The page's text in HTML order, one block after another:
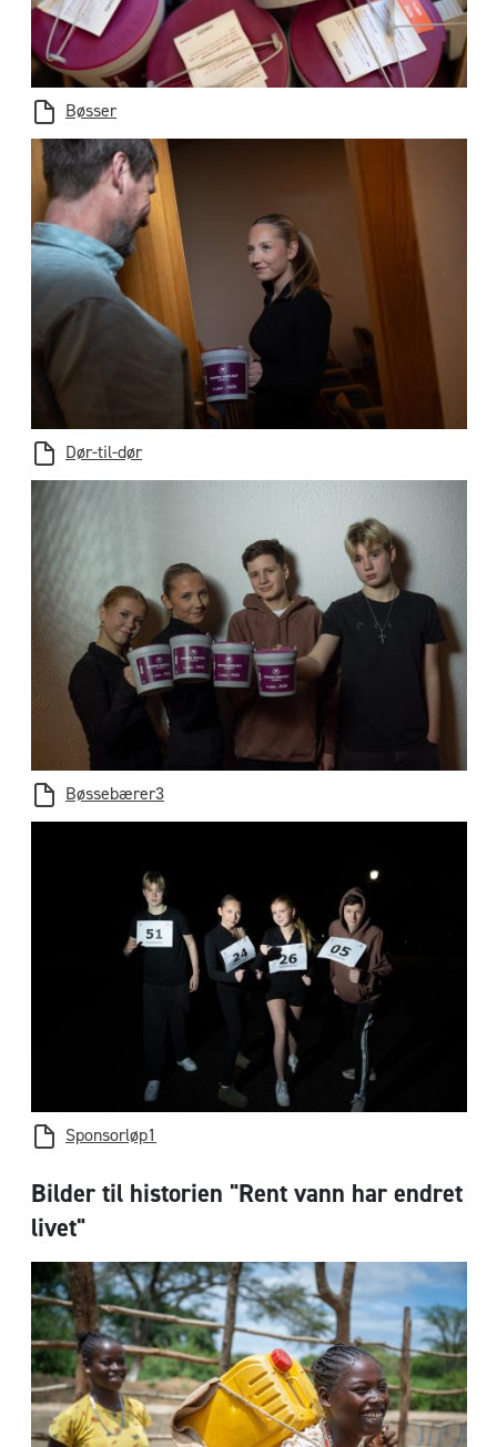
Bøsser
Dør-til-dør
Bøssebærer3
Sponsorløp1
Bilder til historien "Rent vann har endret
livet"